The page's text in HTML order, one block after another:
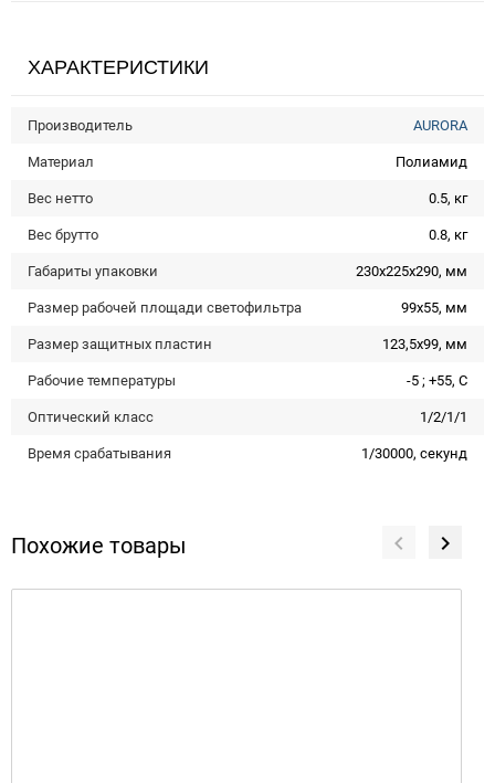
ХАРАКТЕРИСТИКИ
Производитель AURORA
Материал Полиамид
Вес нетто 0.5, кг
Вес брутто 0.8, кг
Габариты упаковки 230х225х290, мм
Размер рабочей площади светофильтра 99x55, мм
Размер защитных пластин 123,5x99, мм
Рабочие температуры -5 ; +55, С
Оптический класс 1/2/1/1
Время срабатывания 1/30000, секунд
Похожие товары